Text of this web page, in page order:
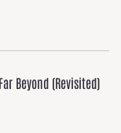
Beyond (Revisited)